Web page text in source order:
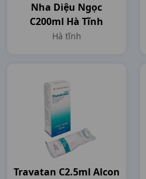
Nha Diệu Ngọc
C200ml Hà Tĩnh
Hà tĩnh
Travatan C2.5ml Alcon